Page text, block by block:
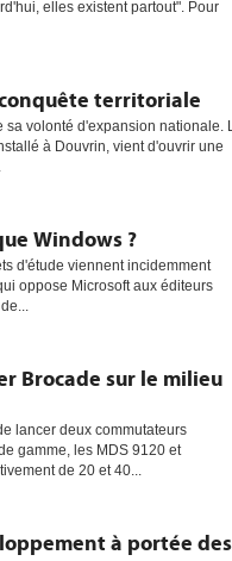
elles existent partout". Pour
territoriale
sa volonté d'expansion nationale.
à Douvrin, vient d'ouvrir une
Windows ?
d'étude viennent incidemment
oppose Microsoft aux éditeurs
Brocade sur le milieu
lancer deux commutateurs
gamme, les MDS 9120 et
de 20 et 40...
à portée des